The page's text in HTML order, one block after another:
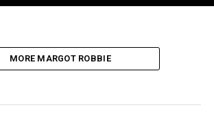
MORE MARGOT ROBBIE